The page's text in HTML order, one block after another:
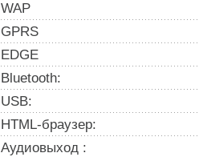
WAP
GPRS
EDGE
Bluetooth:
USB:
HTML-браузер:
Аудиовыход :